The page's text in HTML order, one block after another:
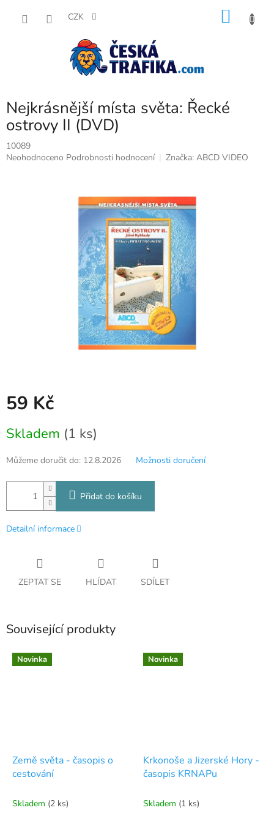
CZK
Nejkrásnější místa světa: Řecké
ostrovy II (DVD)
10089
Průměrné
Neohodnoceno Podrobnosti hodnocení Značka: ABCD VIDEO
59 Kč
cena:
Skladem (1 ks)
Můžeme doručit do: 12.8.2026 Možnosti doručení
Přidat do košíku
Detailní informace
ZEPTAT SE HLÍDAT SDÍLET
Související produkty
Novinka
Země světa - časopis o
cestování
Skladem (2 ks)
Novinka
Krkonoše a Jizerské Hory -
časopis KRNAPu
Skladem (1 ks)